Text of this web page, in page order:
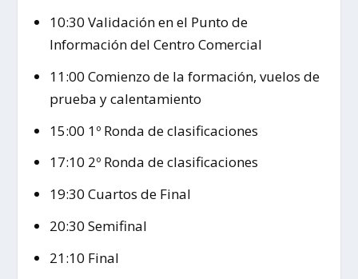
10:30 Validación en el Punto de
Información del Centro Comercial
11:00 Comienzo de la formación, vuelos de
prueba y calentamiento
15:00 1º Ronda de clasificaciones
17:10 2º Ronda de clasificaciones
19:30 Cuartos de Final
20:30 Semifinal
21:10 Final